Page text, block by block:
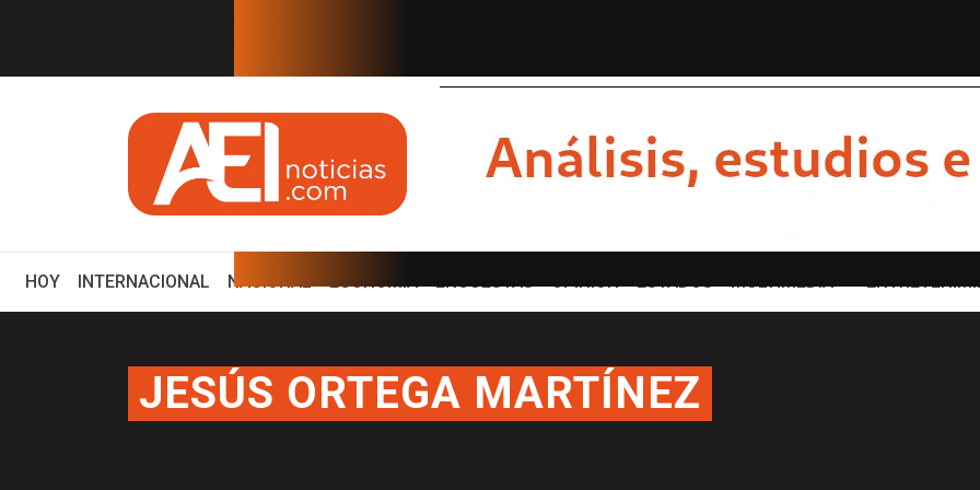
EN TIEMPO REAL
ultimátum al CJNG y al gobi... El mensaje de Washington al CJNG: ya no es advertenc... Claudia y García
HOY(CURRENT)
INTERNACIONAL NACIONAL ECONOMÍA ENCUESTAS OPINION ESTADOS MULTIMEDIA
JESÚS ORTEGA MARTÍNEZ